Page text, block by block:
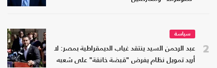
2
سياسة
عبد الرحمن السيد ينتقد غياب الديمقراطية بمصر: لا
أريد تمويل نظام يفرض "قبضة خانقة" على شعبه